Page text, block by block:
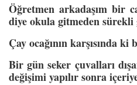
Öğretmen arkadaşım bir
diye okula gitmeden
Çay ocağının karşısında
Bir gün seker çuvalları
değişimi yapılır sonra